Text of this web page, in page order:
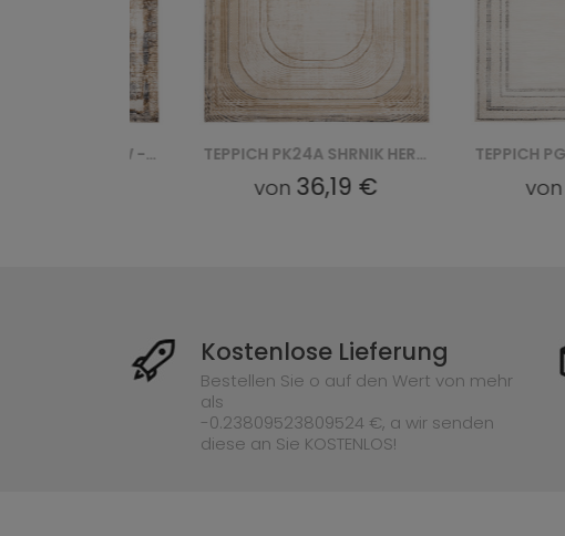
TEPPICH PK24A SHRNIK HERA HBV - KREMOWY
36,19 €
Kostenlose Lieferung
Bestellen Sie o auf den Wert von mehr
als
-0.23809523809524 €, a wir senden
diese an Sie KOSTENLOS!